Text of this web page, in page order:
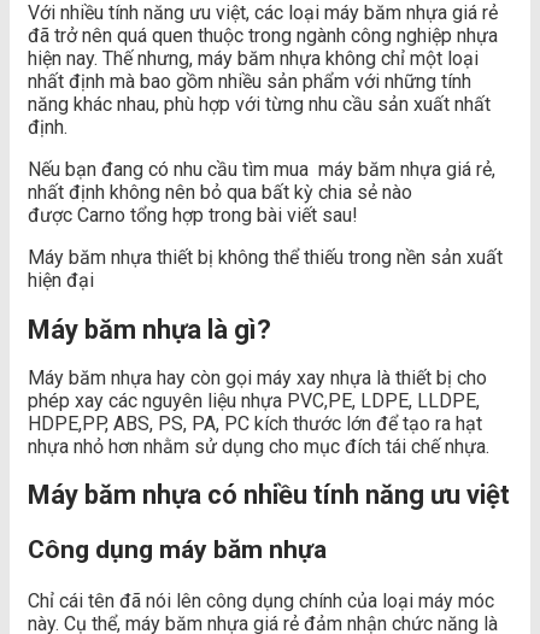
Với nhiều tính năng ưu việt, các loại máy băm nhựa giá rẻ
đã trở nên quá quen thuộc trong ngành công nghiệp nhựa
hiện nay. Thế nhưng, máy băm nhựa không chỉ một loại
nhất định mà bao gồm nhiều sản phẩm với những tính
năng khác nhau, phù hợp với từng nhu cầu sản xuất nhất
định.
Nếu bạn đang có nhu cầu tìm mua máy băm nhựa giá rẻ,
nhất định không nên bỏ qua bất kỳ chia sẻ nào
được Carno tổng hợp trong bài viết sau!
Máy băm nhựa thiết bị không thể thiếu trong nền sản xuất
hiện đại
Máy băm nhựa là gì?
Máy băm nhựa hay còn gọi máy xay nhựa là thiết bị cho
phép xay các nguyên liệu nhựa PVC,PE, LDPE, LLDPE,
HDPE,PP, ABS, PS, PA, PC kích thước lớn để tạo ra hạt
nhựa nhỏ hơn nhằm sử dụng cho mục đích tái chế nhựa.
Máy băm nhựa có nhiều tính năng ưu việt
Công dụng máy băm nhựa
Chỉ cái tên đã nói lên công dụng chính của loại máy móc
này. Cụ thể, máy băm nhựa giá rẻ đảm nhận chức năng là